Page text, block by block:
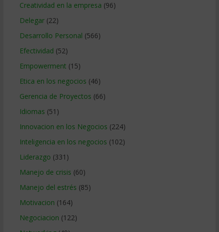
Creatividad en la empresa (96)
Delegar(22)
Desarrollo Personal (566)
Efectividad (52)
Empowerment (15)
Etica en los negocios (46)
Gerencia de Proyectos (66)
Idiomas (51)
Innovacion en los Negocios (224)
Inteligencia en los negocios (102)
Liderazgo (331)
Manejo de crisis (60)
Manejo del estrés (85)
Motivacion (164)
Negociacion (122)